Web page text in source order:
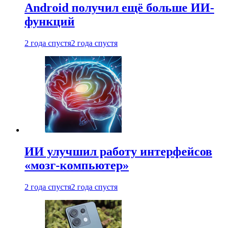
Android получил ещё больше ИИ-
функций
2 года спустя2 года спустя
ИИ улучшил работу интерфейсов
«мозг-компьютер»
2 года спустя2 года спустя